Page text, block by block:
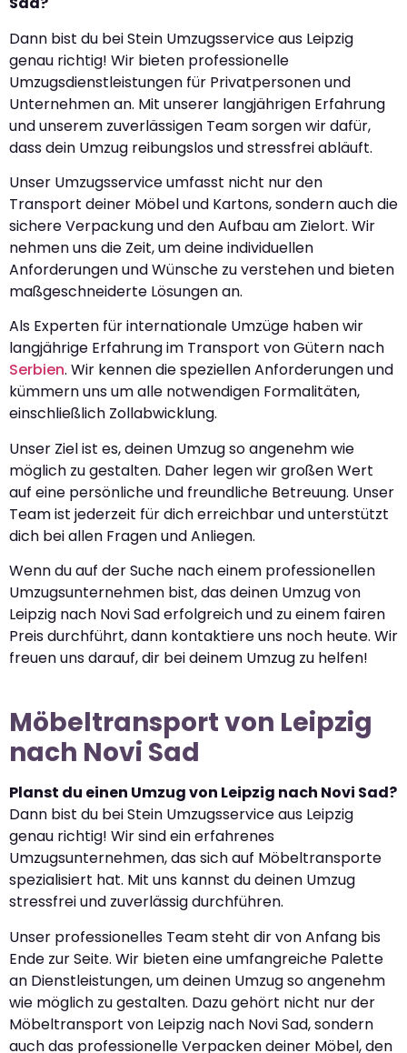
Dann bist du bei Stein Umzugsservice aus Leipzig
genau richtig! Wir bieten professionelle
Umzugsdienstleistungen für Privatpersonen und
Unternehmen an. Mit unserer langjährigen Erfahrung
und unserem zuverlässigen Team sorgen wir dafür,
dass dein Umzug reibungslos und stressfrei abläuft.
Unser Umzugsservice umfasst nicht nur den
Transport deiner Möbel und Kartons, sondern auch die
sichere Verpackung und den Aufbau am Zielort. Wir
nehmen uns die Zeit, um deine individuellen
Anforderungen und Wünsche zu verstehen und bieten
maßgeschneiderte Lösungen an.
Als Experten für internationale Umzüge haben wir
langjährige Erfahrung im Transport von Gütern nach
Serbien. Wir kennen die speziellen Anforderungen und
kümmern uns um alle notwendigen Formalitäten,
einschließlich Zollabwicklung.
Unser Ziel ist es, deinen Umzug so angenehm wie
möglich zu gestalten. Daher legen wir großen Wert
auf eine persönliche und freundliche Betreuung. Unser
Team ist jederzeit für dich erreichbar und unterstützt
dich bei allen Fragen und Anliegen.
Wenn du auf der Suche nach einem professionellen
Umzugsunternehmen bist, das deinen Umzug von
Leipzig nach Novi Sad erfolgreich und zu einem fairen
Preis durchführt, dann kontaktiere uns noch heute. Wir
freuen uns darauf, dir bei deinem Umzug zu helfen!
Möbeltransport von Leipzig
nach Novi Sad
Planst du einen Umzug von Leipzig nach Novi Sad?
Dann bist du bei Stein Umzugsservice aus Leipzig
genau richtig! Wir sind ein erfahrenes
Umzugsunternehmen, das sich auf Möbeltransporte
spezialisiert hat. Mit uns kannst du deinen Umzug
stressfrei und zuverlässig durchführen.
Unser professionelles Team steht dir von Anfang bis
Ende zur Seite. Wir bieten eine umfangreiche Palette
an Dienstleistungen, um deinen Umzug so angenehm
wie möglich zu gestalten. Dazu gehört nicht nur der
Möbeltransport von Leipzig nach Novi Sad, sondern
auch das professionelle Verpacken deiner Möbel, den